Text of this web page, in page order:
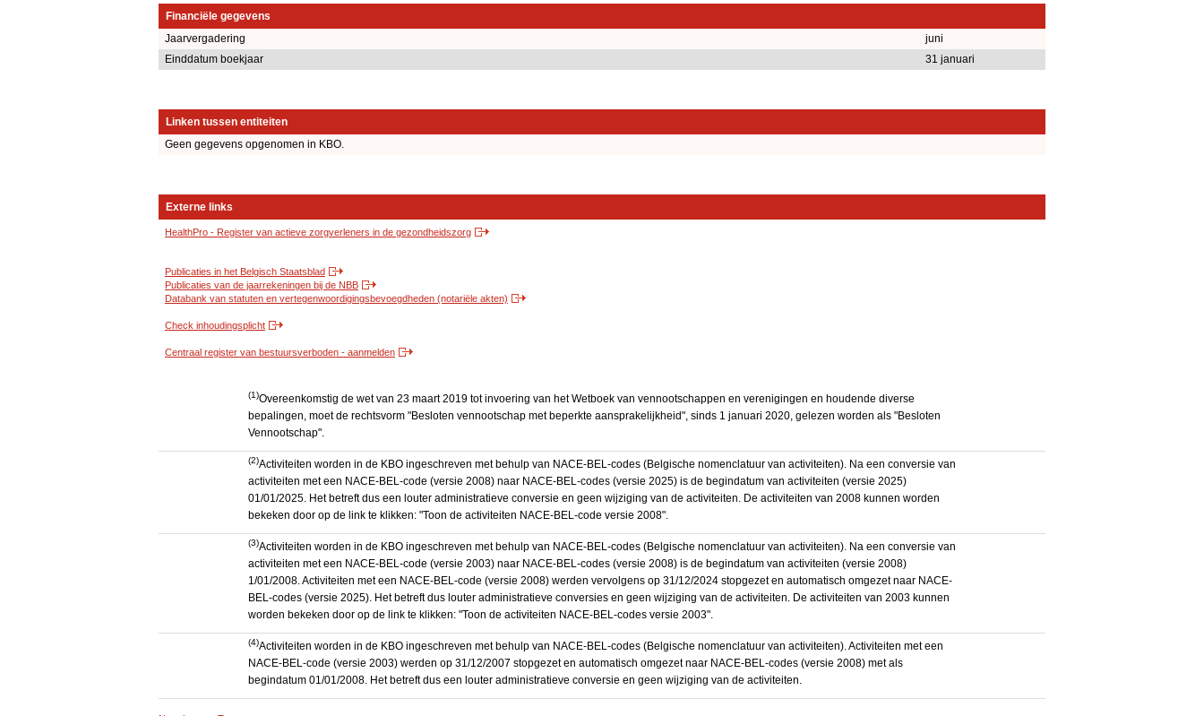
Financiële gegevens
Jaarvergadering
juni
Einddatum boekjaar
31 januari
Linken tussen entiteiten
Geen gegevens opgenomen in KBO.
Externe links
HealthPro - Register van actieve zorgverleners in de gezondheidszorg
Publicaties in het Belgisch Staatsblad
Publicaties van de jaarrekeningen bij de NBB
Databank van statuten en vertegenwoordigingsbevoegdheden (notariële akten)
Check inhoudingsplicht
Centraal register van bestuursverboden - aanmelden
(1)Overeenkomstig de wet van 23 maart 2019 tot invoering van het Wetboek van vennootschappen en verenigingen en houdende diverse
bepalingen, moet de rechtsvorm "Besloten vennootschap met beperkte aansprakelijkheid", sinds 1 januari 2020, gelezen worden als "Besloten
Vennootschap".
(2)Activiteiten worden in de KBO ingeschreven met behulp van NACE-BEL-codes (Belgische nomenclatuur van activiteiten). Na een conversie van
activiteiten met een NACE-BEL-code (versie 2008) naar NACE-BEL-codes (versie 2025) is de begindatum van activiteiten (versie 2025)
01/01/2025. Het betreft dus een louter administratieve conversie en geen wijziging van de activiteiten. De activiteiten van 2008 kunnen worden
bekeken door op de link te klikken: "Toon de activiteiten NACE-BEL-code versie 2008".
(3)Activiteiten worden in de KBO ingeschreven met behulp van NACE-BEL-codes (Belgische nomenclatuur van activiteiten). Na een conversie van
activiteiten met een NACE-BEL-code (versie 2003) naar NACE-BEL-codes (versie 2008) is de begindatum van activiteiten (versie 2008)
1/01/2008. Activiteiten met een NACE-BEL-code (versie 2008) werden vervolgens op 31/12/2024 stopgezet en automatisch omgezet naar NACE-
BEL-codes (versie 2025). Het betreft dus louter administratieve conversies en geen wijziging van de activiteiten. De activiteiten van 2003 kunnen
worden bekeken door op de link te klikken: "Toon de activiteiten NACE-BEL-codes versie 2003".
(4)Activiteiten worden in de KBO ingeschreven met behulp van NACE-BEL-codes (Belgische nomenclatuur van activiteiten). Activiteiten met een
NACE-BEL-code (versie 2003) werden op 31/12/2007 stopgezet en automatisch omgezet naar NACE-BEL-codes (versie 2008) met als
begindatum 01/01/2008. Het betreft dus een louter administratieve conversie en geen wijziging van de activiteiten.